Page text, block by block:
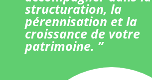
structuration, la
pérennisation et la
croissance de votre
patrimoine. ”